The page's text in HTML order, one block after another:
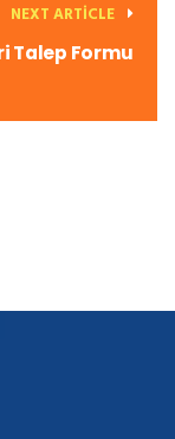
NEXT ARTICLE
Talep Formu